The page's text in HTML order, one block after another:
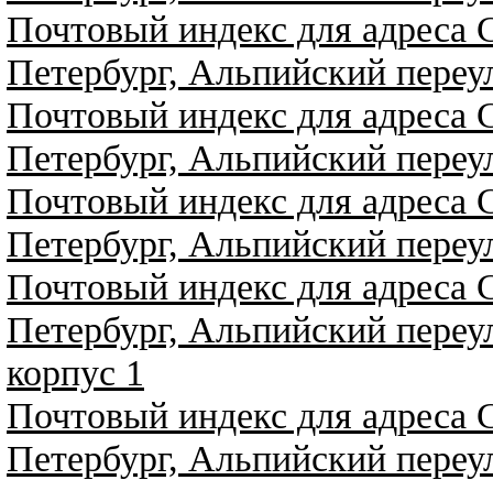
Почтовый индекс для адреса
Петербург, Альпийский
Почтовый индекс для адреса
Петербург, Альпийский
Почтовый индекс для адреса
Петербург, Альпийский
Почтовый индекс для адреса
Петербург, Альпийский
корпус 1
Почтовый индекс для адреса
Петербург, Альпийский